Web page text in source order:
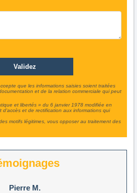
que les informations saisies soient traitées
et de la relation commerciale qui peut
et libertés » du 6 janvier 1978 modifiée en
et de rectification aux informations qui
motifs légitimes, vous opposer au traitement des
Pierre M.